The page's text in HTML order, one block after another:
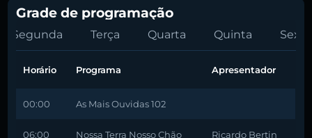
Grade de programação
Segunda Terça Quarta Quinta Sexta
Horário Programa Apresentador
00:00 As Mais Ouvidas 102
06:00 Nossa Terra Nosso Chão Ricardo Bertin